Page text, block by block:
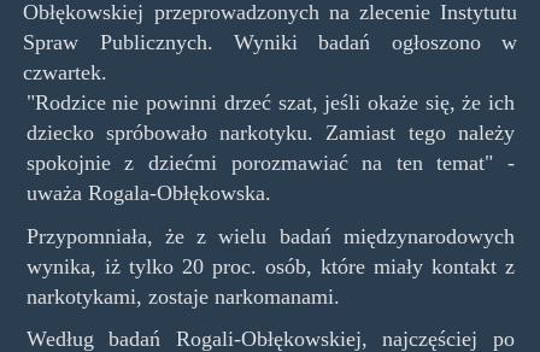
Obłękowskiej przeprowadzonych na zlecenie Instytutu
Spraw Publicznych. Wyniki badań ogłoszono w
czwartek.
"Rodzice nie powinni drzeć szat, jeśli okaże się, że ich
dziecko spróbowało narkotyku. Zamiast tego należy
spokojnie z dziećmi porozmawiać na ten temat" -
uważa Rogala-Obłękowska.
Przypomniała, że z wielu badań międzynarodowych
wynika, iż tylko 20 proc. osób, które miały kontakt z
narkotykami, zostaje narkomanami.
Według badań Rogali-Obłękowskiej, najczęściej po